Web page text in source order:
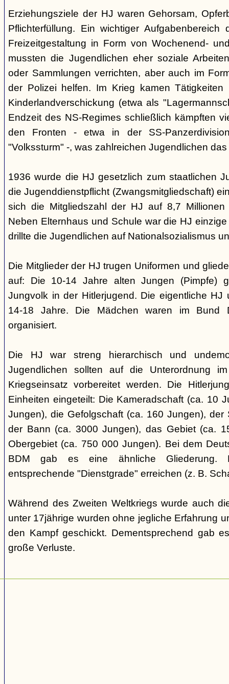
Erziehungsziele der HJ waren Gehorsam,
Pflichterfüllung. Ein wichtiger
Freizeitgestaltung in Form von Wochenend-
mussten die Jugendlichen eher soziale
oder Sammlungen verrichten, aber auch im
der Polizei helfen. Im Krieg kamen
Kinderlandverschickung (etwa als
Endzeit des NS-Regimes schließlich kämpften
den Fronten - etwa in der SS-
"Volkssturm" -, was zahlreichen Jugendlichen
1936 wurde die HJ gesetzlich zum staatlichen
die Jugenddienstpflicht (Zwangsmitgliedschaft)
sich die Mitgliedszahl der HJ auf 8,7 Millionen
Neben Elternhaus und Schule war die HJ
drillte die Jugendlichen auf Nationalsozialismus
Die Mitglieder der HJ trugen Uniformen und
auf: Die 10-14 Jahre alten Jungen (Pimpfe)
Jungvolk in der Hitlerjugend. Die eigentliche HJ
14-18 Jahre. Die Mädchen waren im Bund
organisiert.
Die HJ war streng hierarchisch und
Jugendlichen sollten auf die Unterordnung
Kriegseinsatz vorbereitet werden. Die
Einheiten eingeteilt: Die Kameradschaft (ca. 10
Jungen), die Gefolgschaft (ca. 160 Jungen), der
der Bann (ca. 3000 Jungen), das Gebiet (ca.
Obergebiet (ca. 750 000 Jungen). Bei dem
BDM gab es eine ähnliche Gliederung.
entsprechende "Dienstgrade" erreichen (z. B.
Während des Zweiten Weltkriegs wurde auch
unter 17jährige wurden ohne jegliche Erfahrung
den Kampf geschickt. Dementsprechend gab
große Verluste.